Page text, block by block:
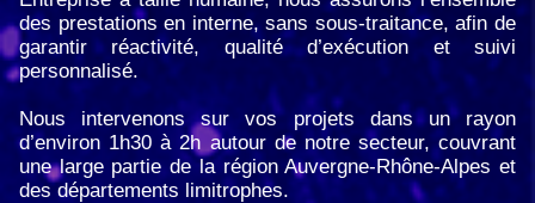
des prestations en interne, sans sous-traitance, afin de
garantir réactivité, qualité d’exécution et suivi
personnalisé.
Nous intervenons sur vos projets dans un rayon
d’environ 1h30 à 2h autour de notre secteur, couvrant
une large partie de la région Auvergne-Rhône-Alpes et
des départements limitrophes.